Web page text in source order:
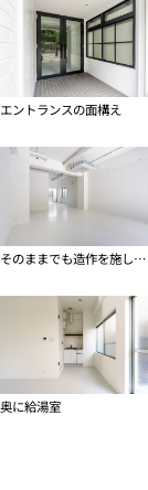
エントランスの面構え
そのままでも造作を施しても
奥に給湯室